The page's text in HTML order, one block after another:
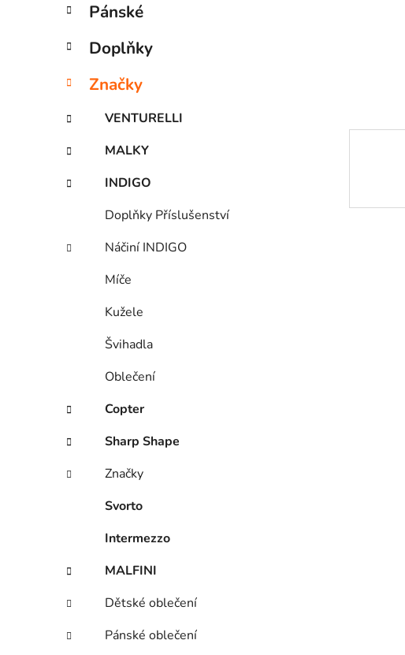
n
n
í
p
n
l
i
Pánské
Doplňky
Značky
VENTURELLI
MALKY
INDIGO
Doplňky Příslušenství
Náčiní INDIGO
Míče
Kužele
Švihadla
Oblečení
Copter
Sharp Shape
Značky
Svorto
Intermezzo
MALFINI
Dětské oblečení
Pánské oblečení